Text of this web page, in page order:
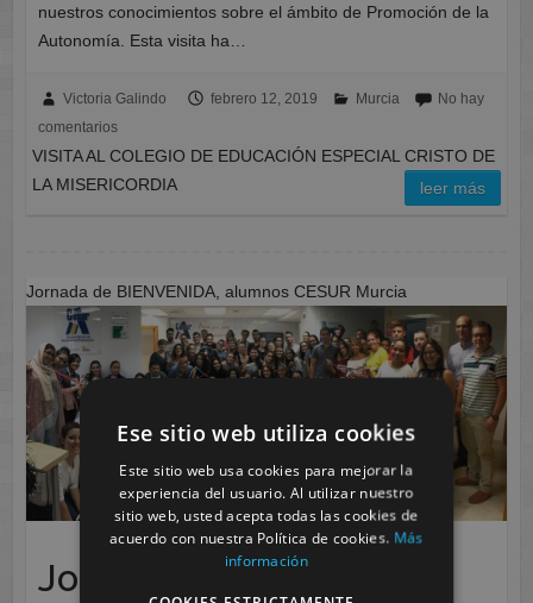
nuestros conocimientos sobre el ámbito de Promoción de la
Autonomía. Esta visita ha…
Victoria Galindo febrero 12, 2019 Murcia
No hay
comentarios
VISITA AL COLEGIO DE EDUCACIÓN ESPECIAL CRISTO DE
LA MISERICORDIA
leer más
Jornada de BIENVENIDA, alumnos CESUR Murcia
Jornada de BIENVENIDA,
Ese sitio web utiliza cookies
Este sitio web usa cookies para mejorar la
experiencia del usuario. Al utilizar nuestro
sitio web, usted acepta todas las cookies de
acuerdo con nuestra Política de cookies. Más
información